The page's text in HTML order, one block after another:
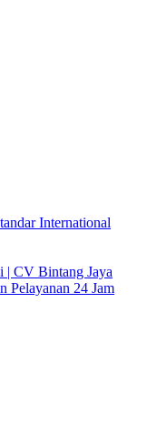
International
| CV Bintang Jaya
Pelayanan 24 Jam